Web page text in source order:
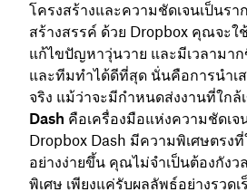
โครงสร้างและความชัดเจนเป็นร
สร้างสรรค์ ด้วย Dropbox คุณจะใ
แก้ไขปัญหาวุ่นวาย และมีเวลามา
และทีมทำได้ดีที่สุด นั่นคือการนำเส
จริง แม้ว่าจะมีกำหนดส่งงานที่ใกล้
Dash คือเครื่องมือแห่งความชัดเจ
Dropbox Dash มีความพิเศษตรง
อย่างง่ายขึ้น คุณไม่จำเป็นต้องกังว
พิเศษ เพียงแค่รับผลลัพธ์อย่างรวด